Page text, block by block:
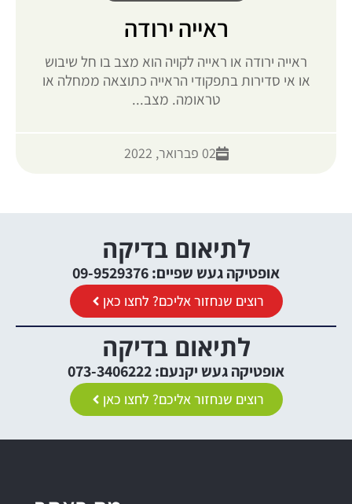
ראייה ירודה
ראייה ירודה או ראייה לקויה הוא מצב בו חל שיבוש
או אי סדירות בתפקודי הראייה כתוצאה ממחלה או
טראומה. מצב...
02 פברואר, 2022
לתיאום בדיקה
אופטיקה געש שפיים: 09-9529376
רוצים שנחזור אליכם? לחצו כאן
לתיאום בדיקה
אופטיקה געש יקנעם: 073-3406222
רוצים שנחזור אליכם? לחצו כאן